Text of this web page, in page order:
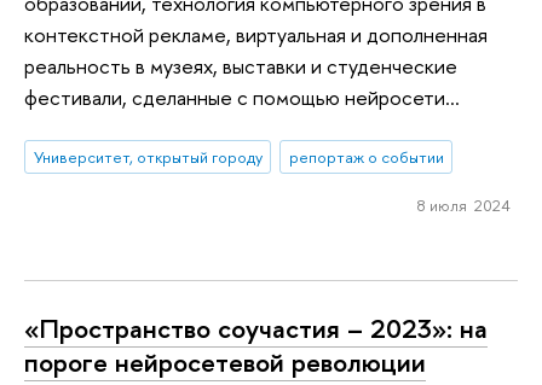
контекстной рекламе, виртуальная и дополненная
реальность в музеях, выставки и студенческие
фестивали, сделанные с помощью нейросети…
Университет, открытый городу репортаж о событии
8 июля 2024
«Пространство соучастия – 2023»: на
пороге нейросетевой революции